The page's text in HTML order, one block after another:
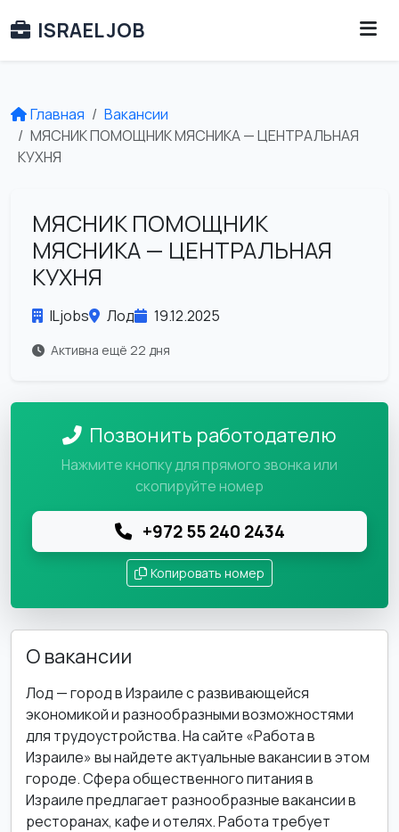
ISRAEL JOB
Главная
Вакансии
МЯСНИК ПОМОЩНИК МЯСНИКА — ЦЕНТРАЛЬНАЯ
КУХНЯ
МЯСНИК ПОМОЩНИК
МЯСНИКА — ЦЕНТРАЛЬНАЯ
КУХНЯ
ILjobs Лод 19.12.2025
Активна ещё 22 дня
Позвонить работодателю
Нажмите кнопку для прямого звонка или
скопируйте номер
+972 55 240 2434
Копировать номер
О вакансии
Лод — город в Израиле с развивающейся
экономикой и разнообразными возможностями
для трудоустройства. На сайте «Работа в
Израиле» вы найдете актуальные вакансии в этом
городе. Сфера общественного питания в
Израиле предлагает разнообразные вакансии в
ресторанах, кафе и отелях. Работа требует